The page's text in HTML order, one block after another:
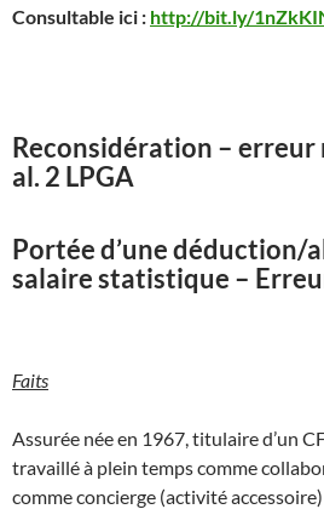
Consultable ici : http://bit.ly/
Reconsidération – erreur
al. 2 LPGA
Portée d’une déduction/
salaire statistique –
Faits
Assurée née en 1967, titulaire d’un
travaillé à plein temps comme
comme concierge (activité accessoire)